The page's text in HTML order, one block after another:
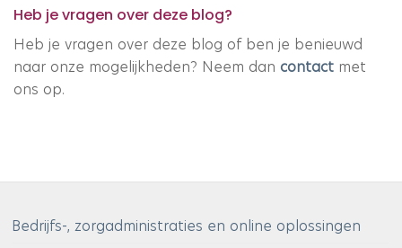
Heb je vragen over deze blog?
Heb je vragen over deze blog of ben je benieuwd
naar onze mogelijkheden? Neem dan contact met
ons op.
Bedrijfs-, zorgadministraties en online oplossingen